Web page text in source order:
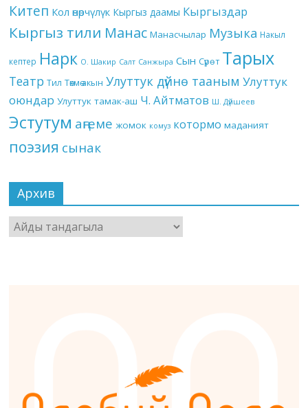
Китеп Кол өнөрчүлүк Кыргыз даамы Кыргыздар
Кыргыз тили Манас Манасчылар Музыка Накыл
кептер Нарк О. Шакир Салт Санжыра Сын Сүрөт Тарых
Театр Тил Төкмө акын Улуттук дүйнө тааным Улуттук
оюндар Улуттук тамак-аш Ч. Айтматов Ш. Дүйшеев
Эстутум аңгеме жомок комуз котормо маданият
поэзия сынак
Архив
Архив